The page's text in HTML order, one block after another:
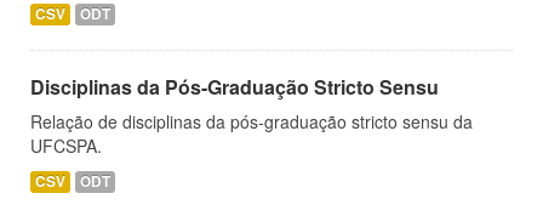
CSV ODT
Disciplinas da Pós-Graduação Stricto Sensu
Relação de disciplinas da pós-graduação stricto sensu da
UFCSPA.
CSV ODT